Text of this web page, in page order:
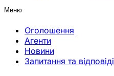
Меню
Оголошення
Агенти
Новини
Запитання та відповіді